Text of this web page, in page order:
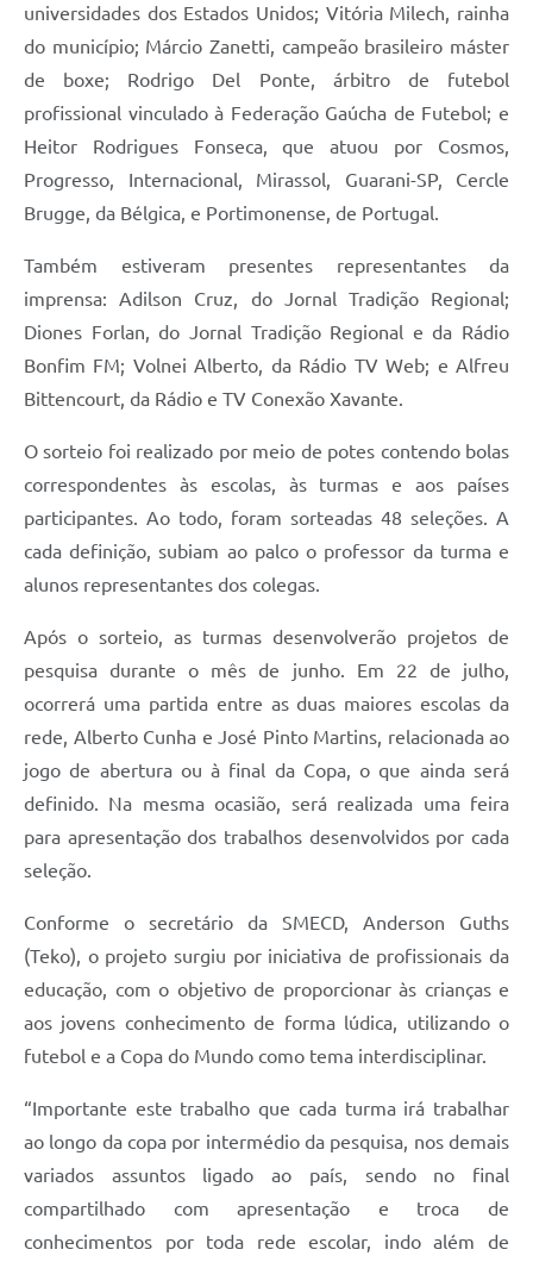
universidades dos Estados Unidos; Vitória Milech, rainha
do município; Márcio Zanetti, campeão brasileiro máster
de boxe; Rodrigo Del Ponte, árbitro de futebol
profissional vinculado à Federação Gaúcha de Futebol; e
Heitor Rodrigues Fonseca, que atuou por Cosmos,
Progresso, Internacional, Mirassol, Guarani-SP, Cercle
Brugge, da Bélgica, e Portimonense, de Portugal.
Também estiveram presentes representantes da
imprensa: Adilson Cruz, do Jornal Tradição Regional;
Diones Forlan, do Jornal Tradição Regional e da Rádio
Bonfim FM; Volnei Alberto, da Rádio TV Web; e Alfreu
Bittencourt, da Rádio e TV Conexão Xavante.
O sorteio foi realizado por meio de potes contendo bolas
correspondentes às escolas, às turmas e aos países
participantes. Ao todo, foram sorteadas 48 seleções. A
cada definição, subiam ao palco o professor da turma e
alunos representantes dos colegas.
Após o sorteio, as turmas desenvolverão projetos de
pesquisa durante o mês de junho. Em 22 de julho,
ocorrerá uma partida entre as duas maiores escolas da
rede, Alberto Cunha e José Pinto Martins, relacionada ao
jogo de abertura ou à final da Copa, o que ainda será
definido. Na mesma ocasião, será realizada uma feira
para apresentação dos trabalhos desenvolvidos por cada
seleção.
Conforme o secretário da SMECD, Anderson Guths
(Teko), o projeto surgiu por iniciativa de profissionais da
educação, com o objetivo de proporcionar às crianças e
aos jovens conhecimento de forma lúdica, utilizando o
futebol e a Copa do Mundo como tema interdisciplinar.
“Importante este trabalho que cada turma irá trabalhar
ao longo da copa por intermédio da pesquisa, nos demais
variados assuntos ligado ao país, sendo no final
compartilhado com apresentação e troca de
conhecimentos por toda rede escolar, indo além de